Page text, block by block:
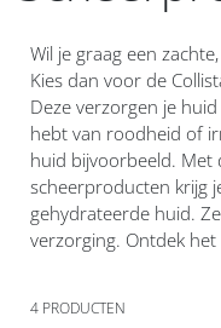
Wil je graag een
Kies dan voor de
Deze verzorgen je
hebt van roodheid of
huid bijvoorbeeld. Met
scheerproducten krijg
gehydrateerde huid.
verzorging. Ontdek
4 PRODUCTEN